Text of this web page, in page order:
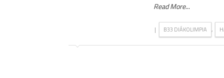
Read More...
| B33 DIÁKOLIMPIA ,